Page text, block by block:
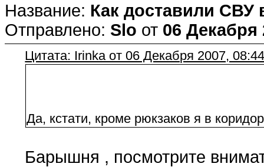
Название: Как доставили СВУ
Отправлено: Slo от 06 Декабря
Цитата: Irinka от 06 Декабря 2007,
Да, кстати, кроме рюкзаков я в
Барышня , посмотрите